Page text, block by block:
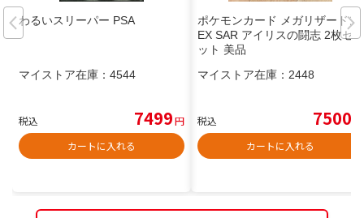
わるいスリーパー PSA
マイストア在庫： 4544
税込 7499円
カートに入れる
ポケモンカード メガリザードン
EX SAR アイリスの闘志 2枚セ
ット 美品
マイストア在庫： 2448
税込 7500
カートに入れる